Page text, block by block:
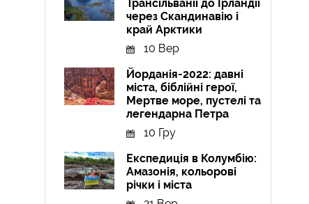
Трансільванії до Ірландії
через Скандинавію і
край Арктики
10 Вер
Йорданія-2022: давні
міста, біблійні герої,
Мертве море, пустелі та
легендарна Петра
10 Гру
Експедиція в Колумбію:
Амазонія, кольорові
річки і міста